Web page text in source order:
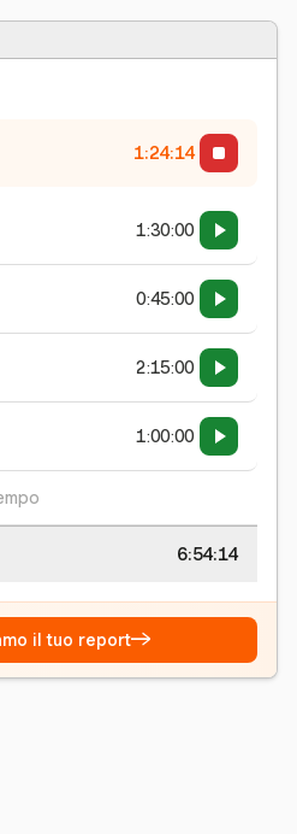
1:24:15
1:30:00
0:45:00
2:15:00
1:00:00
6:54:15
il tuo report→